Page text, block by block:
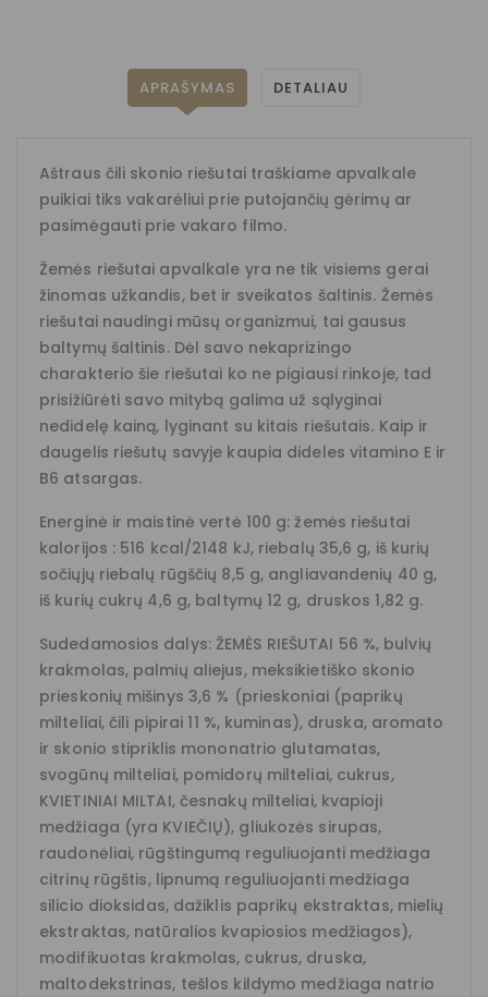
APRAŠYMAS DETALIAU
Aštraus čili skonio riešutai traškiame apvalkale
puikiai tiks vakarėliui prie putojančių gėrimų ar
pasimėgauti prie vakaro filmo.
Žemės riešutai apvalkale yra ne tik visiems gerai
žinomas užkandis, bet ir sveikatos šaltinis. Žemės
riešutai naudingi mūsų organizmui, tai gausus
baltymų šaltinis. Dėl savo nekaprizingo
charakterio šie riešutai ko ne pigiausi rinkoje, tad
prisižiūrėti savo mitybą galima už sąlyginai
nedidelę kainą, lyginant su kitais riešutais. Kaip ir
daugelis riešutų savyje kaupia dideles vitamino E ir
B6 atsargas.
Energinė ir maistinė vertė 100 g: žemės riešutai
kalorijos : 516 kcal/2148 kJ, riebalų 35,6 g, iš kurių
sočiųjų riebalų rūgščių 8,5 g, angliavandenių 40 g,
iš kurių cukrų 4,6 g, baltymų 12 g, druskos 1,82 g.
Sudedamosios dalys: ŽEMĖS RIEŠUTAI 56 %, bulvių
krakmolas, palmių aliejus, meksikietiško skonio
prieskonių mišinys 3,6 % (prieskoniai (paprikų
milteliai, čili pipirai 11 %, kuminas), druska, aromato
ir skonio stipriklis mononatrio glutamatas,
svogūnų milteliai, pomidorų milteliai, cukrus,
KVIETINIAI MILTAI, česnakų milteliai, kvapioji
medžiaga (yra KVIEČIŲ), gliukozės sirupas,
raudonėliai, rūgštingumą reguliuojanti medžiaga
citrinų rūgštis, lipnumą reguliuojanti medžiaga
silicio dioksidas, dažiklis paprikų ekstraktas, mielių
ekstraktas, natūralios kvapiosios medžiagos),
modifikuotas krakmolas, cukrus, druska,
maltodekstrinas, tešlos kildymo medžiaga natrio